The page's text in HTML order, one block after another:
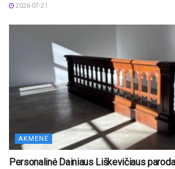
2026-07-21
AKMENĖ
Personalinė Dainiaus Liškevičiaus